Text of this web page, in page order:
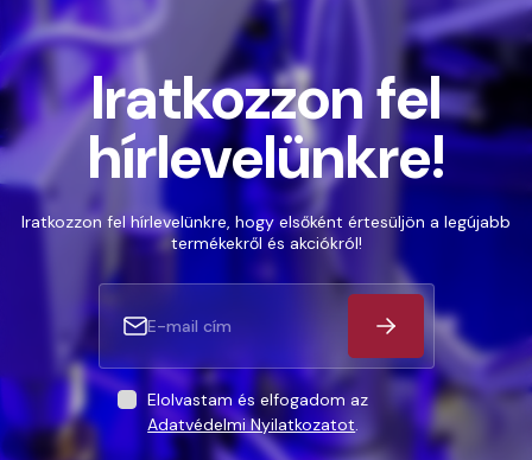
Iratkozzon fel
hírlevelünkre!
Iratkozzon fel hírlevelünkre, hogy elsőként értesüljön a legújabb
termékekről és akciókról!
Elolvastam és elfogadom az
Adatvédelmi Nyilatkozatot.